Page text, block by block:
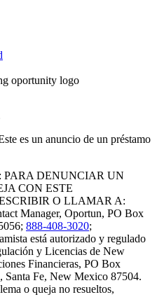
es un anuncio de un préstamo
PARA DENUNCIAR UN
CON ESTE
O LLAMAR A:
Manager, Oportun, PO Box
888-408-3020;
está autorizado y regulado
y Licencias de New
Financieras, PO Box
Santa Fe, New Mexico 87504.
o queja no resueltos,